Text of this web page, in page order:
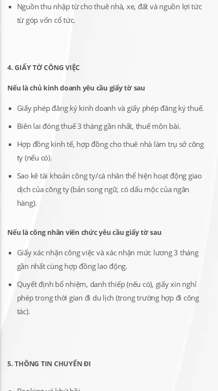
Nguồn thu nhập từ cho thuê nhà, xe, đất và nguồn lợi tức
từ góp vốn cổ tức.
4. GIẤY TỜ CÔNG VIỆC
Nếu là chủ kinh doanh yêu cầu giấy tờ sau
Giấy phép đăng ký kinh doanh và giấy phép đăng ký thuế.
Biên lai đóng thuế 3 tháng gần nhất, thuế môn bài.
Hợp đồng kinh tế, hợp đồng cho thuê nhà làm trụ sở công
ty (nếu có).
Sao kê tài khoản công ty/cá nhân thể hiện hoạt động giao
dịch của công ty (bản song ngữ, có dấu mộc của ngân
hàng).
Nếu là công nhân viên chức yêu cầu giấy tờ sau
Giấy xác nhận công việc và xác nhận mức lương 3 tháng
gần nhất cùng hợp đồng lao động.
Quyết định bổ nhiệm, danh thiếp (nếu có), giấy xin nghỉ
phép trong thời gian đi du lịch (trong trường hợp đi công
tác).
5. THÔNG TIN CHUYẾN ĐI